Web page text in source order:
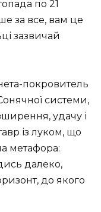
по 21
за все, вам це
зазвичай
покровитель
системи,
удачу і
із луком, що
метафора:
далеко,
до якого